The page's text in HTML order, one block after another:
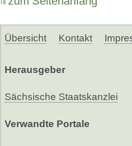
Übersicht Kontakt
Herausgeber
Sächsische Staatskanzlei
Verwandte Portale